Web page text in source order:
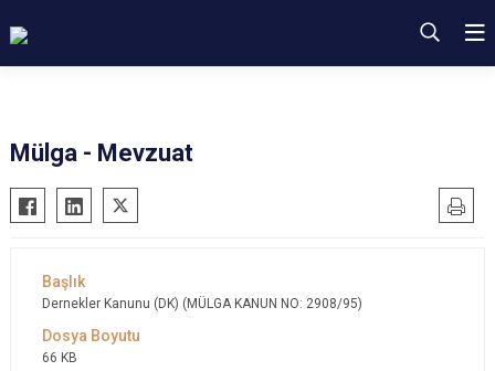
Mülga - Mevzuat
Dernekler Kanunu (DK) (MÜLGA KANUN NO: 2908/95)
66 KB